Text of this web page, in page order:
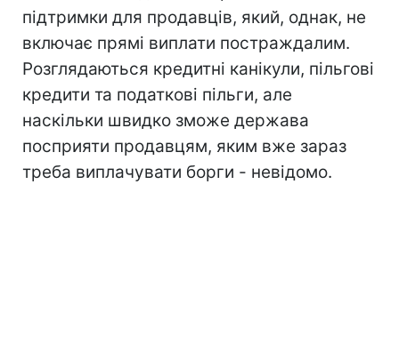
підтримки для продавців, який, однак, не
включає прямі виплати постраждалим.
Розглядаються кредитні канікули, пільгові
кредити та податкові пільги, але
наскільки швидко зможе держава
посприяти продавцям, яким вже зараз
треба виплачувати борги - невідомо.